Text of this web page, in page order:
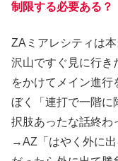
制限する必要ある？
ZAミアレシティは
沢山ですぐ見に行き
をかけてメイン進行
ぼく「連打で一階に
択肢あったな話終わ
→AZ「はやく外に出